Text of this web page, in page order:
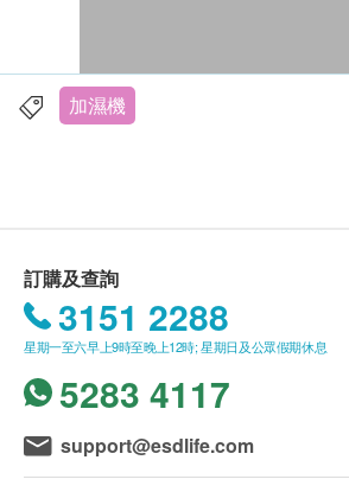
加濕機
訂購及查詢
3151 2288
星期一至六早上9時至晚上12時; 星期日及公眾假期休息
5283 4117
support@esdlife.com